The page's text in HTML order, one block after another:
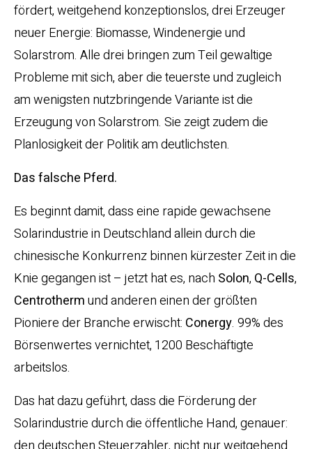
fördert, weitgehend konzeptionslos, drei Erzeuger
neuer Energie: Biomasse, Windenergie und
Solarstrom. Alle drei bringen zum Teil gewaltige
Probleme mit sich, aber die teuerste und zugleich
am wenigsten nutzbringende Variante ist die
Erzeugung von Solarstrom. Sie zeigt zudem die
Planlosigkeit der Politik am deutlichsten.
Das falsche Pferd.
Es beginnt damit, dass eine rapide gewachsene
Solarindustrie in Deutschland allein durch die
chinesische Konkurrenz binnen kürzester Zeit in die
Knie gegangen ist – jetzt hat es, nach Solon, Q-Cells,
Centrothermund anderen einen der größten
Pioniere der Branche erwischt: Conergy. 99% des
Börsenwertes vernichtet, 1200 Beschäftigte
arbeitslos.
Das hat dazu geführt, dass die Förderung der
Solarindustrie durch die öffentliche Hand, genauer: